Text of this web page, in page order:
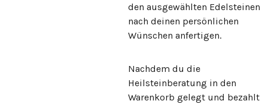
den ausgewählten Edelsteinen
nach deinen persönlichen
Wünschen anfertigen.
Nachdem du die
Heilsteinberatung in den
Warenkorb gelegt und bezahlt